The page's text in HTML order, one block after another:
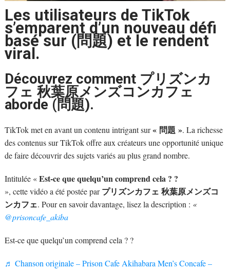
Les utilisateurs de TikTok
s’emparent d’un nouveau défi
basé sur (問題) et le rendent
viral.
Découvrez comment プリズンカ
フェ 秋葉原メンズコンカフェ
aborde (問題).
TikTok met en avant un contenu intrigant sur« 問題 ». La richesse
des contenus sur TikTok offre aux créateurs une opportunité unique
de faire découvrir des sujets variés au plus grand nombre.
Intitulée «Est-ce que quelqu’un comprend cela ? ?
», cette vidéo a été postée parプリズンカフェ 秋葉原メンズコ
ンカフェ. Pour en savoir davantage, lisez la description : «
@prisoncafe_akiba
Est-ce que quelqu’un comprend cela ? ?
♬ Chanson originale – Prison Cafe Akihabara Men’s Concafe –